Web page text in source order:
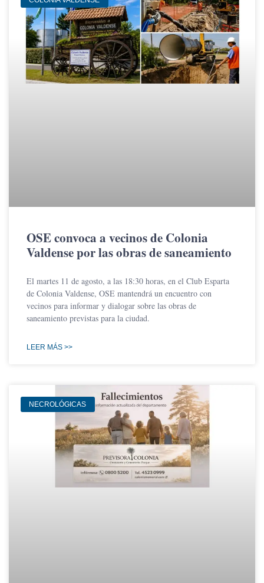
OSE convoca a vecinos de Colonia
Valdense por las obras de saneamiento
El martes 11 de agosto, a las 18:30 horas, en el Club Esparta
de Colonia Valdense, OSE mantendrá un encuentro con
vecinos para informar y dialogar sobre las obras de
saneamiento previstas para la ciudad.
LEER MÁS >>
NECROLÓGICAS